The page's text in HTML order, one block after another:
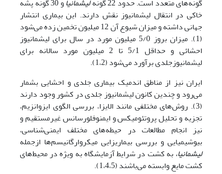
گونه‌‌های متعدد است. حدود 22 گونه لیشمانیا
و 30 گونه پشه
خاکی در انتقال لیشمانیوز نقش دارند. این بیماری انتشار
جهانی داشته و میزان شیوع آن 12 میلیون تخمین زده می‌شود
(1). میزان بروز 5/0 میلیون مورد در سال برای لیشمانیوز
احشائی و حداقل 5/1 تا 2 میلیون مورد سالانه برای
لیشمانیوزجلدی برآورد می‌شود (1،2).
ایران نیز از مناطق اندمیک بیماری جلدی و احشایی بشمار
می‌رود و چندین کانون لیشمانیوز جلدی در کشور وجود دارند
(3). روش‌‌های مختلفی مانند الایزا، بررسی الگوی ایزوانزیم،
تجزیه و تحلیل پروتئومیکس و ایمنوفلورسانس غیرمستقیم و
نیز انجام مطالعات در حیطه‌‌های مختلف ایمنی‌شناسی،
بیوشیمیایی و بررسی بیماریزایی میکروارگانیسم‌ها ازجمله
لیشمانیا،به کشت در شرایط آزمایشگاه به ویژه در محیط‌‌های
کشت مایع وابسته می‌باشند (1،4،5).